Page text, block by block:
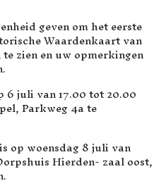
geven om het eerste
Waardenkaart van
zien en uw opmerkingen
6 juli van 17.00 tot 20.00
Parkweg 4a te
op woensdag 8 juli van
Hierden- zaal oost,